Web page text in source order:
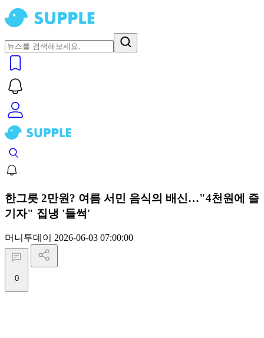
한그릇 2만원? 여름 서민 음식의 배신…"4천원에 즐
기자" 집냉 '들썩'
머니투데이 2026-06-03 07:00:00
0